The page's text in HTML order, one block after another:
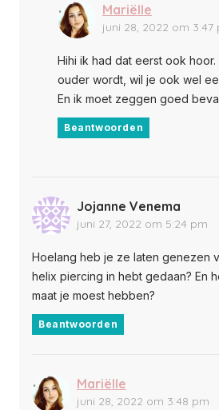
Mariëlle
juni 28, 2022 om 3:47
Hihi ik had dat eerst ook
ouder wordt, wil je ook wel
En ik moet zeggen goed
Beantwoorden
Jojanne Venema
juni 27, 2022 om 5:24 pm
Hoelang heb je ze laten genezen
helix piercing in hebt gedaan? En
maat je moest hebben?
Beantwoorden
Mariëlle
juni 28, 2022 om 3:48 pm